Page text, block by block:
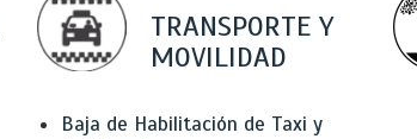
TRANSPORTE Y
MOVILIDAD
Baja de Habilitación de Taxi y